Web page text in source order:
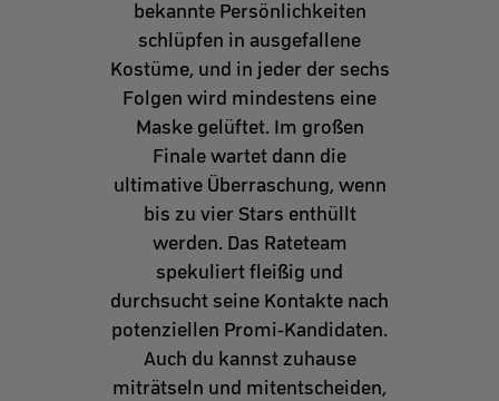
bekannte Persönlichkeiten
schlüpfen in ausgefallene
Kostüme, und in jeder der sechs
Folgen wird mindestens eine
Maske gelüftet. Im großen
Finale wartet dann die
ultimative Überraschung, wenn
bis zu vier Stars enthüllt
werden. Das Rateteam
spekuliert fleißig und
durchsucht seine Kontakte nach
potenziellen Promi-Kandidaten.
Auch du kannst zuhause
miträtseln und mitentscheiden,